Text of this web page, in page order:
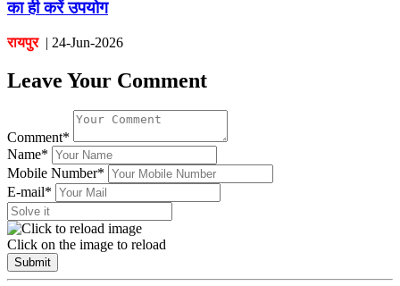
का ही करें उपयोग
रायपुर| 24-Jun-2026
Leave Your Comment
Comment*
Name*
Mobile Number*
E-mail*
Click on the image to reload
Submit